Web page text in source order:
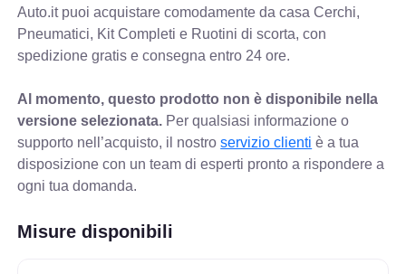
Auto.it puoi acquistare comodamente da casa Cerchi,
Pneumatici, Kit Completi e Ruotini di scorta, con
spedizione gratis e consegna entro 24 ore.
Al momento, questo prodotto non è disponibile nella
versione selezionata. Per qualsiasi informazione o
supporto nell’acquisto, il nostroservizio clienti è a tua
disposizione con un team di esperti pronto a rispondere a
ogni tua domanda.
Misure disponibili